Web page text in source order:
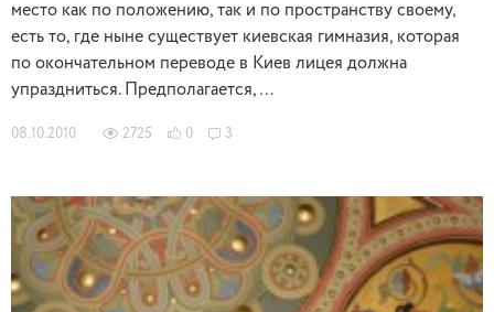
место как по положению, так и по пространству своему,
есть то, где ныне существует киевская гимназия, которая
по окончательном переводе в Киев лицея должна
упраздниться. Предполагается, …
08.10.2010 2725 0 3